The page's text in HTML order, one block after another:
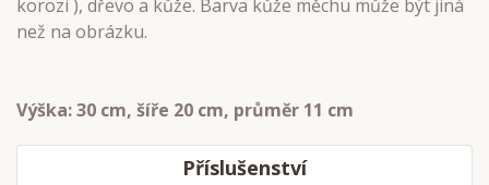
korozi ), dřevo a kůže. Barva kůže měchu může být jiná
než na obrázku.
Výška: 30 cm, šíře 20 cm, průměr 11 cm
Příslušenství